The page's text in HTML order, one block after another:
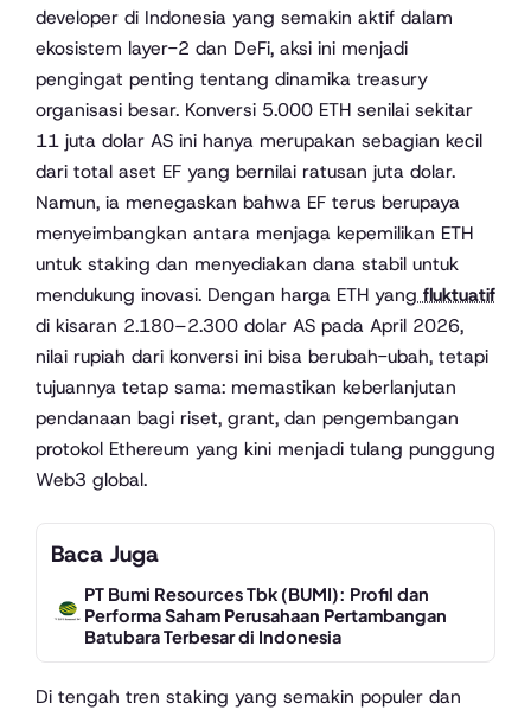
developer di Indonesia yang semakin aktif dalam
ekosistem layer-2 dan DeFi, aksi ini menjadi
pengingat penting tentang dinamika treasury
organisasi besar. Konversi 5.000 ETH senilai sekitar
11 juta dolar AS ini hanya merupakan sebagian kecil
dari total aset EF yang bernilai ratusan juta dolar.
Namun, ia menegaskan bahwa EF terus berupaya
menyeimbangkan antara menjaga kepemilikan ETH
untuk staking dan menyediakan dana stabil untuk
mendukung inovasi. Dengan harga ETH yang fluktuatif
di kisaran 2.180–2.300 dolar AS pada April 2026,
nilai rupiah dari konversi ini bisa berubah-ubah, tetapi
tujuannya tetap sama: memastikan keberlanjutan
pendanaan bagi riset, grant, dan pengembangan
protokol Ethereum yang kini menjadi tulang punggung
Web3 global.
Baca Juga
PT Bumi Resources Tbk (BUMI): Profil dan
Performa Saham Perusahaan Pertambangan
Batubara Terbesar di Indonesia
Di tengah tren staking yang semakin populer dan